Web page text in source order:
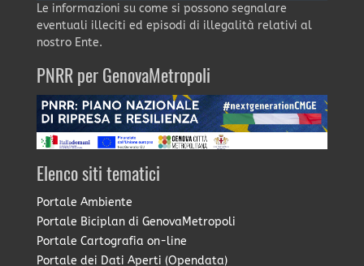
Le informazioni su come si possono segnalare
eventuali illeciti ed episodi di illegalità relativi al
nostro Ente.
PNRR per GenovaMetropoli
Elenco siti tematici
Portale Ambiente
Portale Biciplan di GenovaMetropoli
Portale Cartografia on-line
Portale dei Dati Aperti (Opendata)